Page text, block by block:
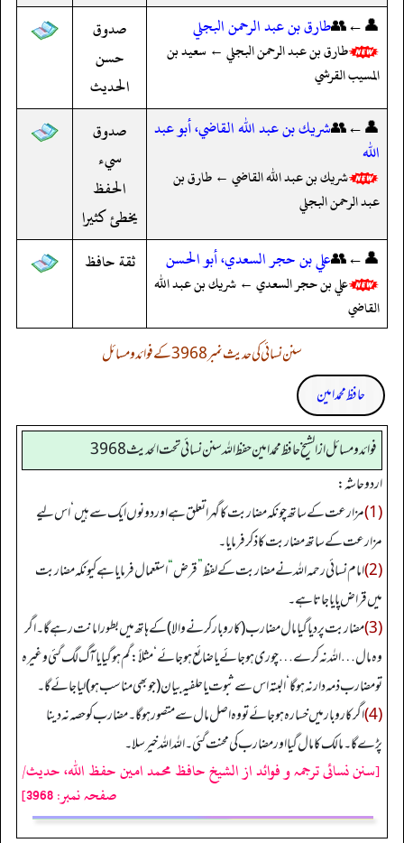
👤←👥طارق بن عبد الرحمن البجلي
طارق بن عبد الرحمن البجلي ← سعيد بن
المسيب القرشي
صدوق
حسن
الحديث
👤←👥شريك بن عبد الله القاضي، أبو عبد
الله
شريك بن عبد الله القاضي ← طارق بن
عبد الرحمن البجلي
صدوق
سيء
الحفظ
يخطئ كثيرا
👤←👥علي بن حجر السعدي، أبو الحسن
علي بن حجر السعدي ← شريك بن عبد الله
القاضي
ثقة حافظ
سنن نسائی کی حدیث نمبر 3968 کے فوائد و مسائل
حافظ محمد امین
فوائد ومسائل از الشيخ حافظ محمد امين حفظ الله سنن نسائي تحت الحديث3968
اردو حاشہ:
(1) مزارعت کے ساتھ چونکہ مضاربت کا گہرا تعلق ہے اور دونوں ایک سے ہیں‘ اس لیے
مزارعت کے ساتھ مضاربت کا ذکر فرمایا۔
(2) امام نسائی رحمہ اللہ نے مضاربت کے لفظ”قرض“استعمال فرمایا ہے کیونکہ مضاربت
میں قراض پایا جاتا ہے۔
(3) مضاربت پر دیا گیا مال مضارب (کاروبار کرنے والا) کے ہاتھ میں بطور امانت رہے گا۔ اگر
وہ مال… اللہ نہ کرے… چوری ہوجائے یا ضائع ہوجائے‘ مثلاً: گم ہوگیا یا آگ لگ گئی وغیرہ
تو مضارب ذمہ دار نہ ہوگا‘ البتہ اس سے ثبوت یا حلفیہ بیان (جو بھی مناسب ہو) لیا جائے گا۔
(4) اگر کاروبار میں خسارہ ہوجائے تو وہ اصل مال سے متصور ہوگا۔ مضارب کو حصہ نہ دینا
پڑے گا۔ مالک کا مال گیا اور مضارب کی محنت گئی۔ اللہ اللہ خیر سلا۔
[سنن نسائی ترجمہ و فوائد از الشیخ حافظ محمد امین حفظ اللہ، حدیث/
صفحہ نمبر: 3968]